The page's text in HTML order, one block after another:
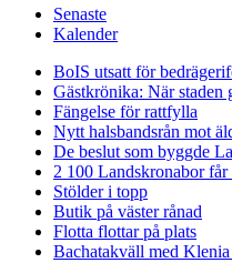
Senaste
Kalender
BoIS utsatt för
Gästkrönika: När staden
Fängelse för rattfylla
Nytt halsbandsrån mot
De beslut som byggde
2 100 Landskronabor
Stölder i topp
Butik på väster rånad
Flotta flottar på plats
Bachatakväll med